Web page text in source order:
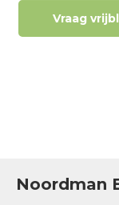
Vraag
Noordman